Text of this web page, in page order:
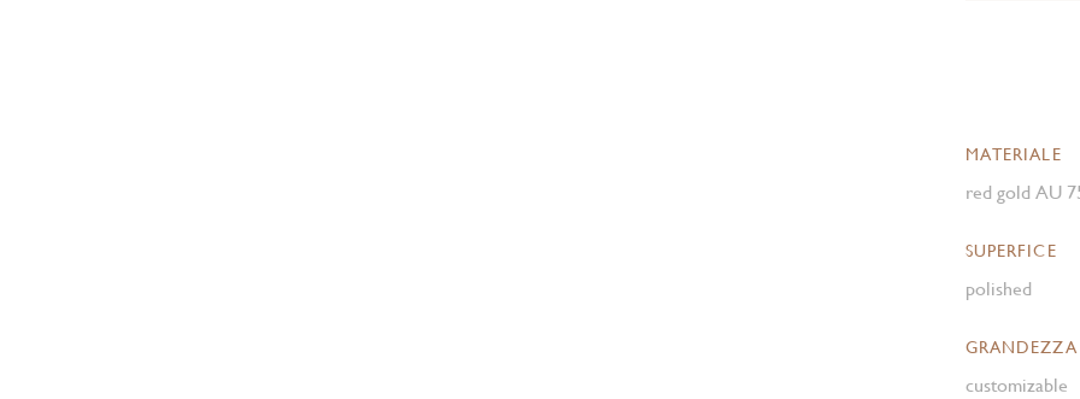
MATERIALE
red gold AU
SUPERFICE
polished
GRANDEZZA
customizable